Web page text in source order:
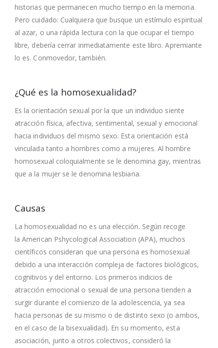
historias que permanecen mucho tiempo en la memoria.
Pero cuidado: Cualquiera que busque un estímulo espiritual
al azar, o una rápida lectura con la que ocupar el tiempo
libre, debería cerrar inmediatamente este libro. Apremiante
lo es. Conmovedor, también.
¿Qué es la homosexualidad?
Es la orientación sexual por la que un individuo siente
atracción física, afectiva, sentimental, sexual y emocional
hacia individuos del mismo sexo. Esta orientación está
vinculada tanto a hombres como a mujeres. Al hombre
homosexual coloquialmente se le denomina gay, mientras
que a la mujer se le denomina lesbiana.
Causas
La homosexualidad no es una elección. Según recoge
la American Pshycological Association (APA), muchos
científicos consideran que una persona es homosexual
debido a una interacción compleja de factores biológicos,
cognitivos y del entorno. Los primeros indicios de
atracción emocional o sexual de una persona tienden a
surgir durante el comienzo de la adolescencia, ya sea
hacia personas de su mismo o de distinto sexo (o ambos,
en el caso de la bisexualidad). En su momento, esta
asociación, junto a otros colectivos, consideró la